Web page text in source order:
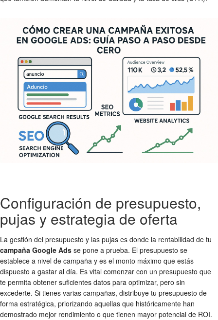
Configuración de presupuesto,
pujas y estrategia de oferta
La gestión del presupuesto y las pujas es donde la rentabilidad de tu
campaña Google Ads se pone a prueba. El presupuesto se
establece a nivel de campaña y es el monto máximo que estás
dispuesto a gastar al día. Es vital comenzar con un presupuesto que
te permita obtener suficientes datos para optimizar, pero sin
excederte. Si tienes varias campañas, distribuye tu presupuesto de
forma estratégica, priorizando aquellas que históricamente han
demostrado mejor rendimiento o que tienen mayor potencial de ROI.